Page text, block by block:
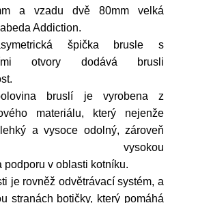
a vzadu dvě
80mm velká
Addiction.
špička brusle s
otvory dodává brusli
bruslí je vyrobena z
materiálu, který nejenže
a vysoce odolný, zároveň
vysokou
podporu v oblasti kotníku.
je rovněž odvětrávací systém, a
stranách botičky, který pomáhá